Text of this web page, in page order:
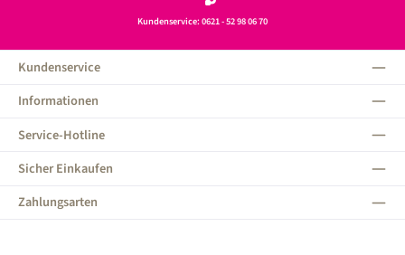
Kundenservice: 0621 - 52 98 06 70
Kundenservice
Informationen
Service-Hotline
Sicher Einkaufen
Zahlungsarten